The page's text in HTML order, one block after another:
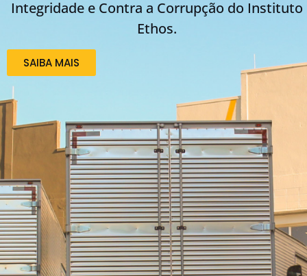
Integridade e Contra a Corrupção do Instituto
Ethos.
SAIBA MAIS